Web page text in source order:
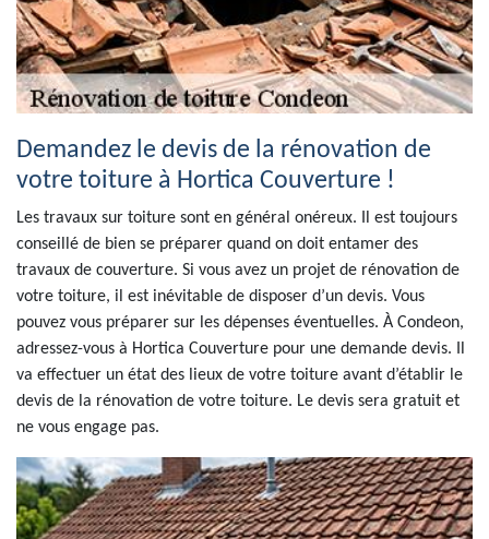
Demandez le devis de la rénovation de
votre toiture à Hortica Couverture !
Les travaux sur toiture sont en général onéreux. Il est toujours
conseillé de bien se préparer quand on doit entamer des
travaux de couverture. Si vous avez un projet de rénovation de
votre toiture, il est inévitable de disposer d’un devis. Vous
pouvez vous préparer sur les dépenses éventuelles. À Condeon,
adressez-vous à Hortica Couverture pour une demande devis. Il
va effectuer un état des lieux de votre toiture avant d’établir le
devis de la rénovation de votre toiture. Le devis sera gratuit et
ne vous engage pas.